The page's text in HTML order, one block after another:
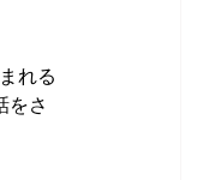
れる
をさ